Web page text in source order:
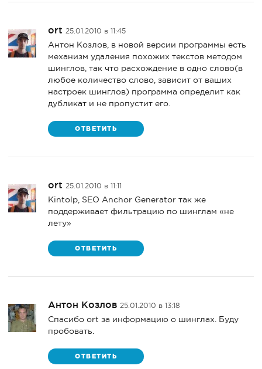
ort 25.01.2010 в 11:45
Антон Козлов, в новой версии программы есть
механизм удаления похожих текстов методом
шинглов, так что расхождение в одно слово(в
любое количество слово, зависит от ваших
настроек шинглов) программа определит как
дубликат и не пропустит его.
ОТВЕТИТЬ
ort 25.01.2010 в 11:11
Kintolp, SEO Anchor Generator так же
поддерживает фильтрацию по шинглам «не
лету»
ОТВЕТИТЬ
Антон Козлов 25.01.2010 в 13:18
Спасибо ort за информацию о шинглах. Буду
пробовать.
ОТВЕТИТЬ